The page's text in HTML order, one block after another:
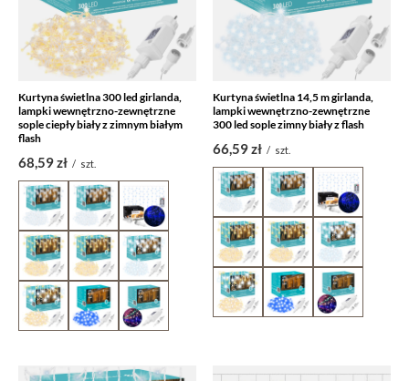
Kurtyna świetlna 300 led girlanda,
lampki wewnętrzno-zewnętrzne
sople ciepły biały z zimnym białym
flash
68,59 zł / szt.
Kurtyna świetlna 14,5 m girlanda,
lampki wewnętrzno-zewnętrzne
300 led sople zimny biały z flash
66,59 zł / szt.